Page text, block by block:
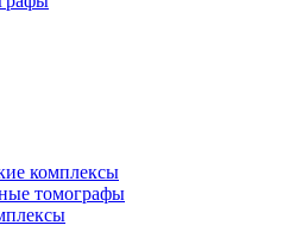
комплексы
томографы